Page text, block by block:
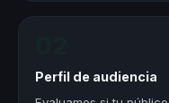
Perfil de audiencia